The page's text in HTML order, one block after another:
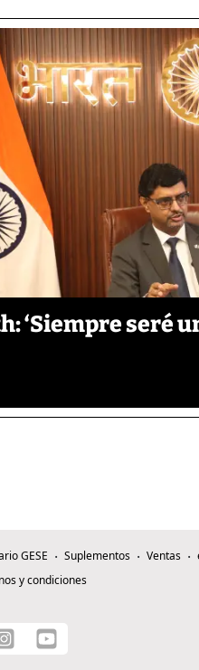
‘Siempre seré
GESE Suplementos Ventas
y condiciones